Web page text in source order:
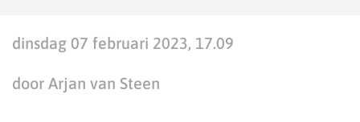
dinsdag 07 februari 2023, 17.09
door Arjan van Steen